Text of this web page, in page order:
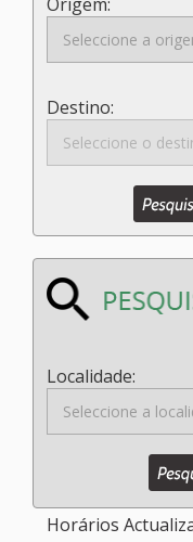
Destino:
Localidade:
Horários